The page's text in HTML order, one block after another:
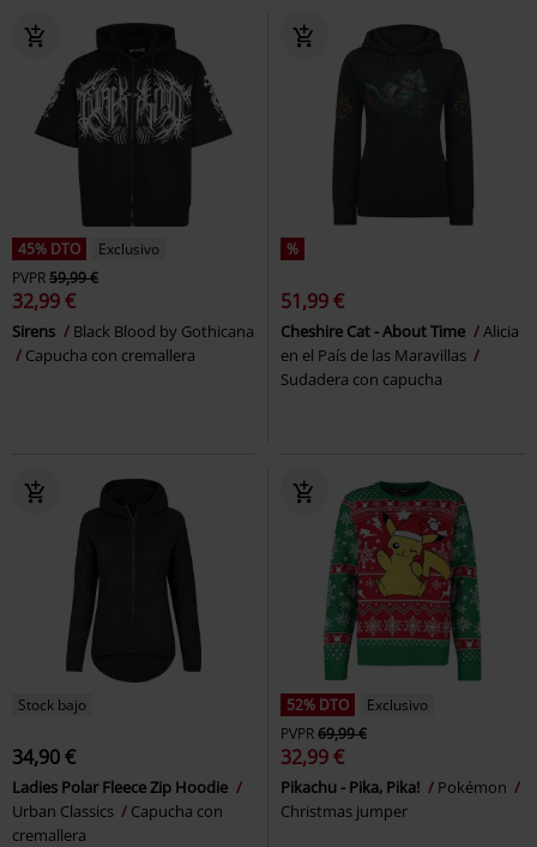
45% DTO
Exclusivo
PVPR59,99 €
32,99 €
Sirens
Black Blood by Gothicana
Capucha con cremallera
%
51,99 €
Cheshire Cat - About Time
Alicia
en el País de las Maravillas
Sudadera con capucha
Stock bajo
34,90 €
Ladies Polar Fleece Zip Hoodie
Urban Classics
Capucha con
cremallera
52% DTO
Exclusivo
PVPR69,99 €
32,99 €
Pikachu - Pika, Pika!
Pokémon
Christmas jumper